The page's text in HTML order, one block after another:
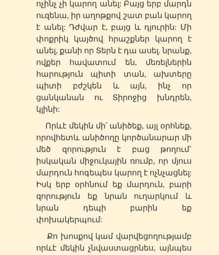
ոչինչ չի կարող անել: Բայց երբ մարդն
ուզենա, իր աղոթքով շատ բան կարող
է անել: Դժվար է, բայց և դյուրին: Մի
փոքրիկ կայծով հրաշքներ կարող է
անել, քանի որ Տերն է դա ասել. նրանք,
ովքեր հավատում են, մեռելներին
հարություն պիտի տան, ախտերը
պիտի բժշկեն և այն, ինչ որ
ցանկանան ու Տիրոջից խնդրեն,
կլինի:
Որևէ մեկին մի՛ անիծեք, այլ օրհնեք,
որովհետև անիծողը կործանարար մի
մեծ զորություն է բաց թողում`
իսկական միջուկային ռումբ, որ մյուս
մարդուն հոգեպես կարող է ոչնչացնել:
Իսկ երբ օրհնում եք մարդուն, բարի
զորություն եք նրան ուղարկում և
նրան դեպի բարին եք
փոխակերպում:
Քո խոսքով կամ վարվեցողությամբ
որևէ մեկին չնվաստացրնես, այնպես